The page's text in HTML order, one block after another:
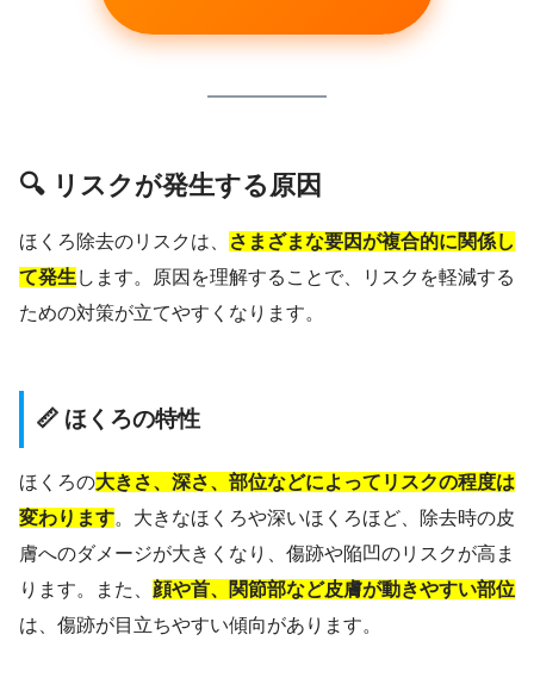
🔍 リスクが発生する原因
ほくろ除去のリスクは、
さまざまな要因が複合的に関係し
て発生します。原因を理解することで、リスクを軽減する
ための対策が立てやすくなります。
📏 ほくろの特性
ほくろの大きさ、深さ、部位などによってリスクの程度は
変わります。大きなほくろや深いほくろほど、除去時の皮
膚へのダメージが大きくなり、傷跡や陥凹のリスクが高ま
ります。また、 顔や首、関節部など皮膚が動きやすい部位
は、傷跡が目立ちやすい傾向があります。